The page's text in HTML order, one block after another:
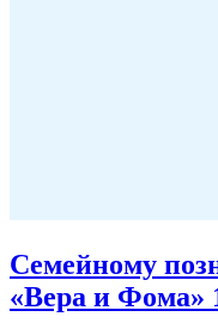
Семейному
«Вера и Фома»